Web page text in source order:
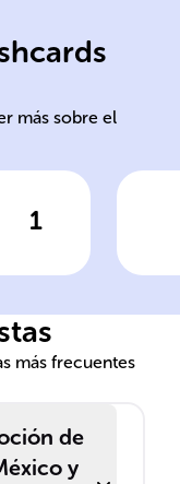
más sobre el
1
un
en
más frecuentes
de
y